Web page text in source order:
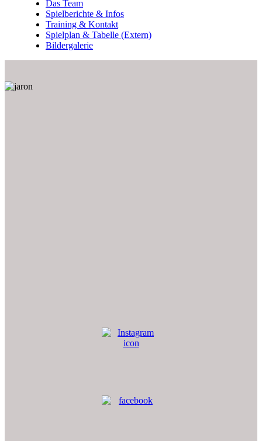
Das Team
Spielberichte & Infos
Training & Kontakt
Spielplan & Tabelle (Extern)
Bildergalerie